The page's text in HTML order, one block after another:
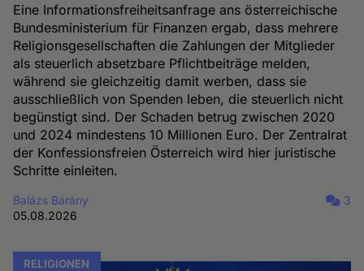
Eine Informationsfreiheitsanfrage ans österreichische
Bundesministerium für Finanzen ergab, dass mehrere
Religionsgesellschaften die Zahlungen der Mitglieder
als steuerlich absetzbare Pflichtbeiträge melden,
während sie gleichzeitig damit werben, dass sie
ausschließlich von Spenden leben, die steuerlich nicht
begünstigt sind. Der Schaden betrug zwischen 2020
und 2024 mindestens 10 Millionen Euro. Der Zentralrat
der Konfessionsfreien Österreich wird hier juristische
Schritte einleiten.
Balázs Bárány
05.08.2026
3
RELIGIONEN